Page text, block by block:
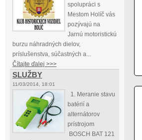
spolupráci s
Mestom Holíč vás
pozývajú na
Jarnú motoristickú
burzu náhradných dielov,
príslušenstva, súčastných a...
Čítajte ďalej >>>
SLUŽBY
11/03/2014, 18:01
1. Meranie stavu
batérií a
alternátorov
prístrojom
BOSCH BAT 121